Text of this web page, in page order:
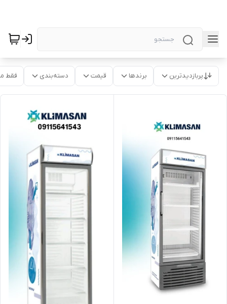
پربازدیدترین برندها قیمت دسته‌بندی فقط